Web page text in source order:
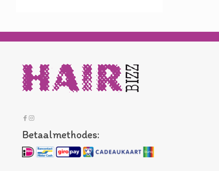
Betaalmethodes: